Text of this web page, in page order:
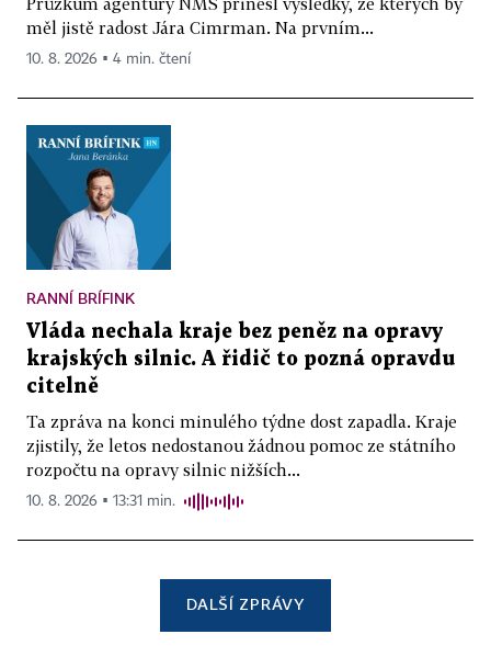
měl jistě radost Jára Cimrman. Na prvním...
10. 8. 2026 ▪ 4 min. čtení
RANNÍ BRÍFINK
Vláda nechala kraje bez peněz na opravy
krajských silnic. A řidič to pozná opravdu
citelně
Ta zpráva na konci minulého týdne dost zapadla. Kraje
zjistily, že letos nedostanou žádnou pomoc ze státního
rozpočtu na opravy silnic nižších...
10. 8. 2026 ▪ 13:31 min.
DALŠÍ ZPRÁVY